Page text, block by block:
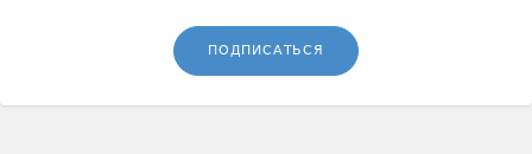
ПОДПИСАТЬСЯ